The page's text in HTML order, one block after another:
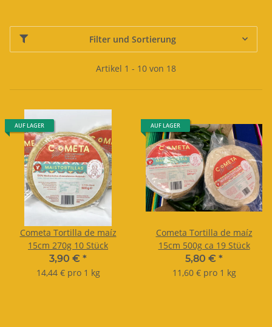
Filter und Sortierung
Artikel 1 - 10 von 18
AUF LAGER
Cometa Tortilla de maíz
15cm 270g 10 Stück
3,90 € *
14,44 € pro 1 kg
AUF LAGER
Cometa Tortilla de maíz
15cm 500g ca 19 Stück
5,80 € *
11,60 € pro 1 kg